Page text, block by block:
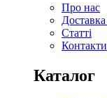
Про нас
Доставка
Статті
Контакти
Каталог